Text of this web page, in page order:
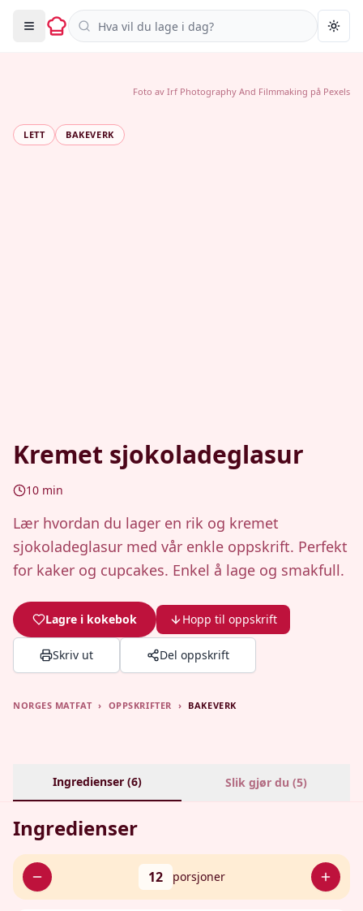
Søk i oppskrifter
LETT BAKEVERK
Kremet sjokoladeglasur
10 min
Lær hvordan du lager en rik og kremet
sjokoladeglasur med vår enkle oppskrift. Perfekt
for kaker og cupcakes. Enkel å lage og smakfull.
Lagre i kokebok Hopp til oppskrift
Skriv ut Del oppskrift
Foto av Irf Photography And Filmmaking på Pexels
NORGES MATFAT › OPPSKRIFTER › BAKEVERK
Ingredienser (6) Slik gjør du (5)
Ingredienser
12 porsjoner